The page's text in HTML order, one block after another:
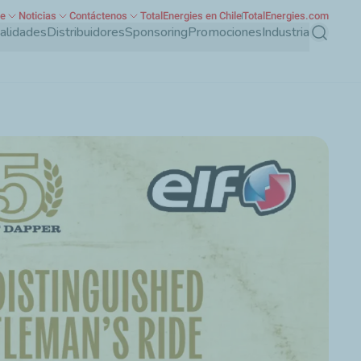
DistribuidoresSponsoringPromocionesIndustria Buscar
Noticias Contáctenos TotalEnergies en ChileTotalEnergies.com